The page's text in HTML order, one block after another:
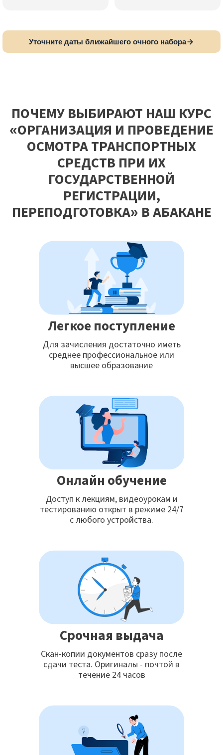
Уточните даты ближайшего очного набора
ПОЧЕМУ ВЫБИРАЮТ НАШ КУРС
«ОРГАНИЗАЦИЯ И ПРОВЕДЕНИЕ
ОСМОТРА ТРАНСПОРТНЫХ
СРЕДСТВ ПРИ ИХ
ГОСУДАРСТВЕННОЙ
РЕГИСТРАЦИИ,
ПЕРЕПОДГОТОВКА» В АБАКАНЕ
Легкое поступление
Для зачисления достаточно иметь
среднее профессиональное или
высшее образование
Онлайн обучение
Доступ к лекциям, видеоурокам и
тестированию открыт в режиме 24/7
с любого устройства.
Срочная выдача
Скан-копии документов сразу после
сдачи теста. Оригиналы - почтой в
течение 24 часов